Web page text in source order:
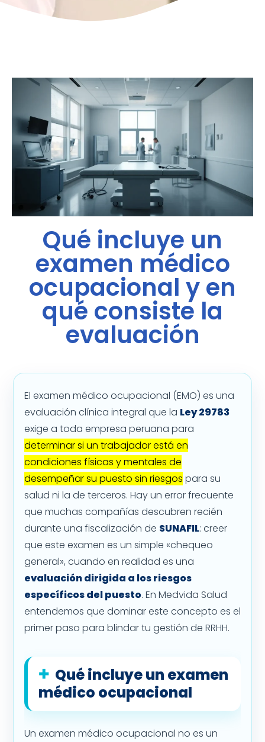
Qué incluye un
examen médico
ocupacional y en
qué consiste la
evaluación
El examen médico ocupacional (EMO) es una
evaluación clínica integral que la Ley 29783
exige a toda empresa peruana para
determinar si un trabajador está en
condiciones físicas y mentales de
desempeñar su puesto sin riesgos para su
salud ni la de terceros. Hay un error frecuente
que muchas compañías descubren recién
durante una fiscalización de SUNAFIL: creer
que este examen es un simple «chequeo
general», cuando en realidad es una
evaluación dirigida a los riesgos
específicos del puesto. En Medvida Salud
entendemos que dominar este concepto es el
primer paso para blindar tu gestión de RRHH.
Qué incluye un examen
médico ocupacional
Un examen médico ocupacional no es un